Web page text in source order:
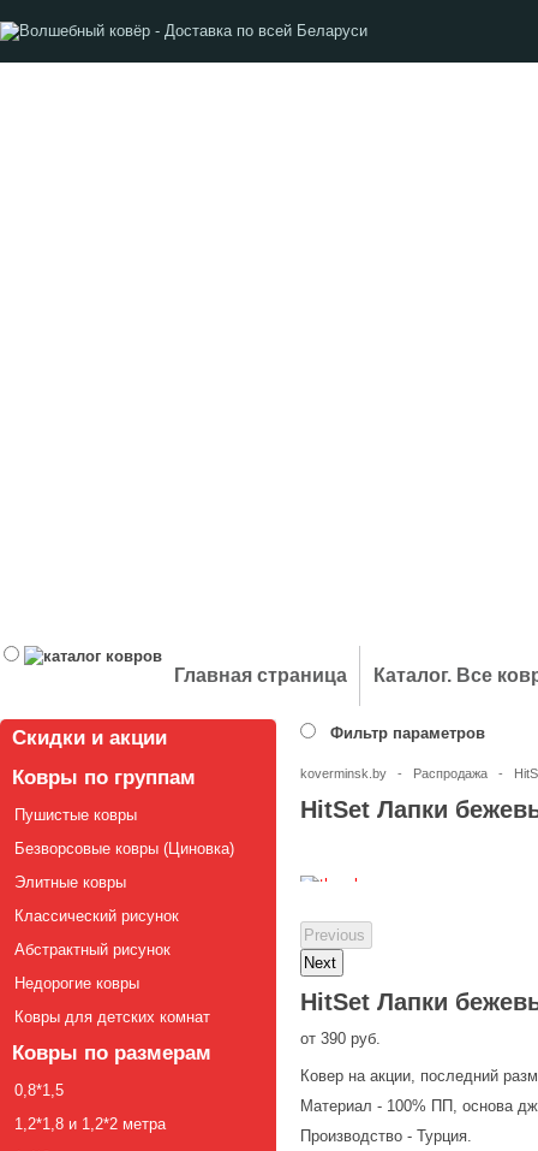
Главная страница Каталог. Все
Скидки и акции
Ковры по группам
Пушистые ковры
Безворсовые ковры (Циновка)
Элитные ковры
Классический рисунок
Абстрактный рисунок
Недорогие ковры
Ковры для детских комнат
Ковры по размерам
0,8*1,5
1,2*1,8 и 1,2*2 метра
Фильтр параметров
koverminsk.by - Распродажа -
HitSet Лапки
HitSet Лапки
от 390 руб.
Ковер на акции, последний
Материал - 100% ПП, основа
Производство - Турция.